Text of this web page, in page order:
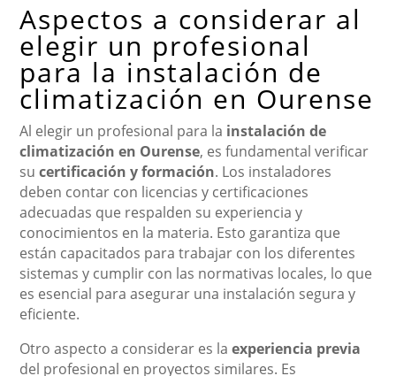
Aspectos a considerar al
elegir un profesional
para la instalación de
climatización en Ourense
Al elegir un profesional para la instalación de
climatización en Ourense, es fundamental verificar
sucertificación y formación. Los instaladores
deben contar con licencias y certificaciones
adecuadas que respalden su experiencia y
conocimientos en la materia. Esto garantiza que
están capacitados para trabajar con los diferentes
sistemas y cumplir con las normativas locales, lo que
es esencial para asegurar una instalación segura y
eficiente.
Otro aspecto a considerar es laexperiencia previa
del profesional en proyectos similares. Es